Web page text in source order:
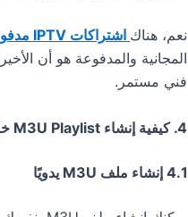
نعم، هناك اشتراكات IPTV مدفوعة
فني مستمر.
4. كيفية إنشاء M3U Playlist خاصة بك؟
4.1 إنشاء ملف M3U يدويًا